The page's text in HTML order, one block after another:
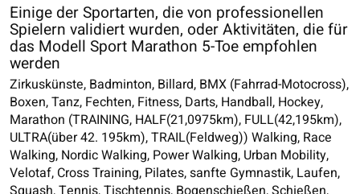
Einige der Sportarten, die von professionellen
Spielern validiert wurden, oder Aktivitäten, die für
das Modell Sport Marathon 5-Toe empfohlen
werden
Zirkuskünste, Badminton, Billard, BMX (Fahrrad-Motocross),
Boxen, Tanz, Fechten, Fitness, Darts, Handball, Hockey,
Marathon (TRAINING, HALF(21,0975km), FULL(42,195km),
ULTRA(über 42. 195km), TRAIL(Feldweg)) Walking, Race
Walking, Nordic Walking, Power Walking, Urban Mobility,
Velotaf, Cross Training, Pilates, sanfte Gymnastik, Laufen,